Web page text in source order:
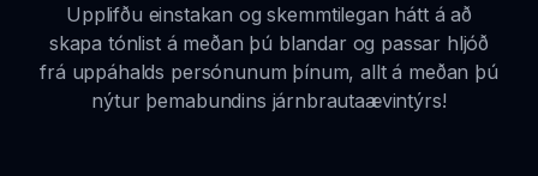
Upplifðu einstakan og skemmtilegan hátt á að
skapa tónlist á meðan þú blandar og passar hljóð
frá uppáhalds persónunum þínum, allt á meðan þú
nýtur þemabundins járnbrautaævintýrs!